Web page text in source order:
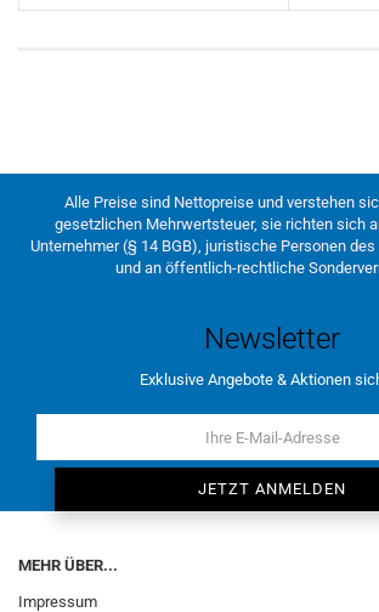
Alle Preise sind Nettopreise und verstehen
gesetzlichen Mehrwertsteuer, sie richten sich
Unternehmer (§ 14 BGB), juristische Personen
und an öffentlich-rechtliche
Newsletter
Exklusive Angebote & Aktionen
MEHR ÜBER...
Impressum